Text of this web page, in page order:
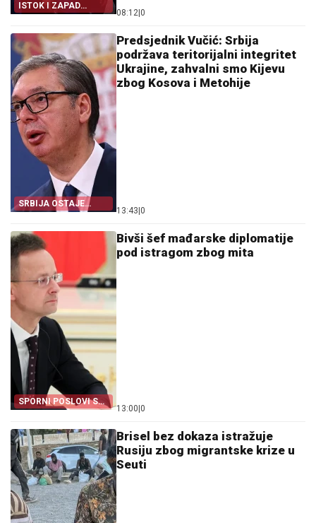
ISTOK I ZAPAD
PRENOSE VUČIĆA
08:12 0
SRBIJA OSTAJE
DOSLJEDNA POVELJI
Predsjednik Vučić: Srbija
podržava teritorijalni integritet
Ukrajine, zahvalni smo Kijevu
zbog Kosova i Metohije
13:43 0
SPORNI POSLOVI SA
BID-OM
Bivši šef mađarske diplomatije
pod istragom zbog mita
13:00 0
Brisel bez dokaza istražuje
Rusiju zbog migrantske krize u
Seuti